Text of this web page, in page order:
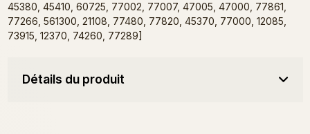
45380, 45410, 60725, 77002, 77007, 47005, 47000, 77861,
77266, 561300, 21108, 77480, 77820, 45370, 77000, 12085,
73915, 12370, 74260, 77289]
Détails du produit